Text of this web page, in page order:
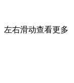
左右滑动查看更多